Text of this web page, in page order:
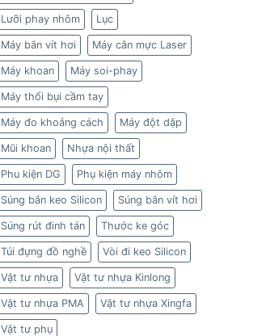
Lưỡi phay nhôm Lục
Máy bắn vít hơi Máy cân mực Laser
Máy khoan Máy soi-phay
Máy thổi bụi cầm tay
Máy đo khoảng cách Máy đột dập
Mũi khoan Nhựa nội thất
Phu kiện DG Phụ kiện máy nhôm
Súng bắn keo Silicon Súng bắn vít hơi
Súng rút đinh tán Thước ke góc
Túi đựng đồ nghề Vòi đi keo Silicon
Vật tư nhựa Vật tư nhựa Kinlong
Vật tư nhựa PMA Vật tư nhựa Xingfa
Vật tư phụ